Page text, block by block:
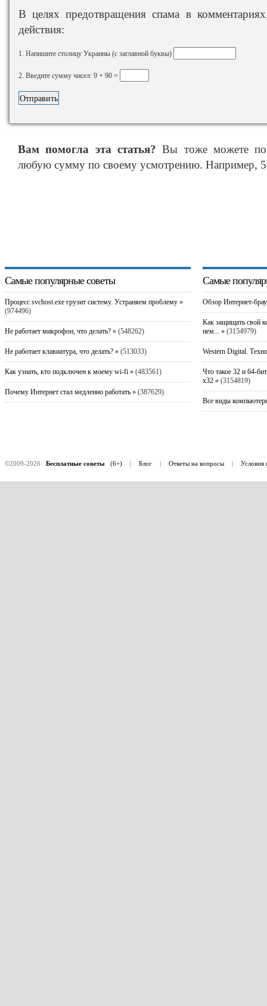
В целях предотвращения спама в
действия:
1. Напишите столицу Украины (с заглавной буквы)
2. Введите сумму чисел: 9 + 90 =
Вам помогла эта статья? Вы тоже можете
любую сумму по своему усмотрению. Например,
Самые популярные советы
Процесс svchost.exe грузит систему. Устраняем проблему »
(974496)
Не работает микрофон, что делать? »(548262)
Не работает клавиатура, что делать? »(513033)
Как узнать, кто подключен к моему wi-fi »(483561)
Почему Интернет стал медленно работать »(387629)
Самые
Обзор Интернет-
Как защищать свой
нем... »(3154979)
Western Digital.
Что такое 32 и 64-
x32 »(3154819)
Все виды
©2009-2026 Бесплатные советы(6+) | Блог | Ответы на вопросы | Условия